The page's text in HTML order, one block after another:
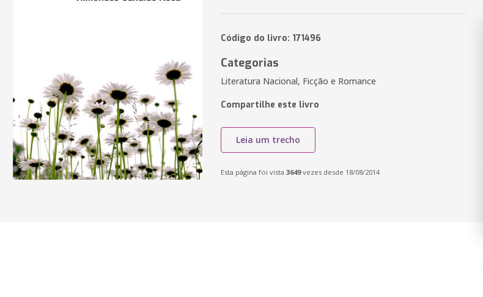
Código do livro: 171496
Categorias
Literatura Nacional, Ficção e Romance
Compartilhe este livro
Leia um trecho
Esta página foi vista 3649vezes desde 18/08/2014